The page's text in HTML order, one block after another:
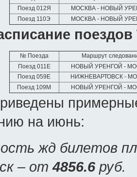
Поезд 012Я
МОСКВА - НОВЫЙ
Поезд 110Э
МОСКВА - НОВЫЙ
№ Поезда
Маршрут
Поезд 011Е
НОВЫЙ УРЕНГОЙ -
Поезд 059Е
НИЖНЕВАРТОВСК -
Поезд 109М
НОВЫЙ УРЕНГОЙ -
на июнь:
жд билетов
– от4856.6 руб.